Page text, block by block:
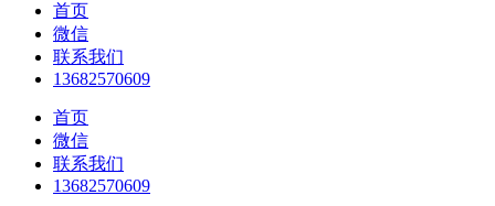
首页
微信
联系我们
13682570609
首页
微信
联系我们
13682570609